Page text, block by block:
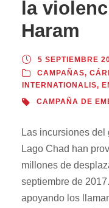
la
Haram
5 SEPTIEMBRE
CAMPAÑAS,
INTERNATIONALIS,
CAMPAÑA DE
Las incursiones del
Lago Chad han
millones de
septiembre de
apoyando los